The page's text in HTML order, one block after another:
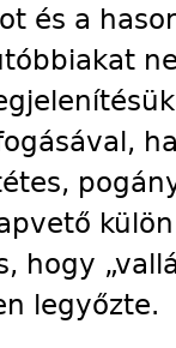
és a
hogy
legyőzte.